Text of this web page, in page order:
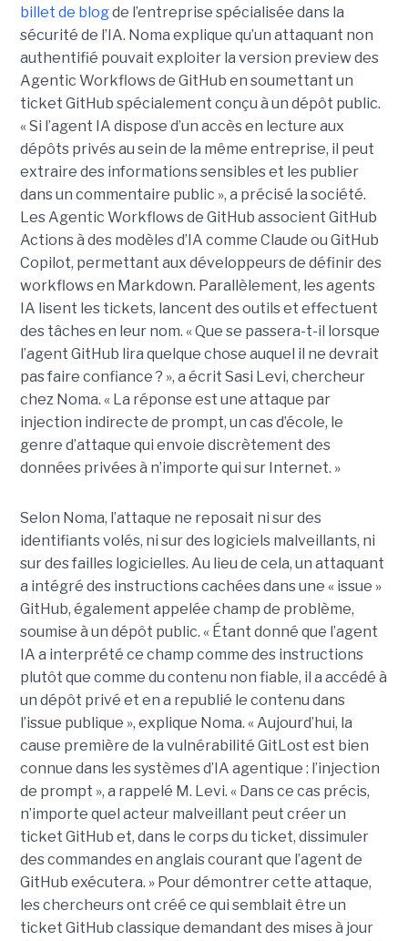
billet de blogde l’entreprise spécialisée dans la
sécurité de l’IA. Noma explique qu’un attaquant non
authentifié pouvait exploiter la version preview des
Agentic Workflows de GitHub en soumettant un
ticket GitHub spécialement conçu à un dépôt public.
« Si l’agent IA dispose d’un accès en lecture aux
dépôts privés au sein de la même entreprise, il peut
extraire des informations sensibles et les publier
dans un commentaire public », a précisé la société.
Les Agentic Workflows de GitHub associent GitHub
Actions à des modèles d’IA comme Claude ou GitHub
Copilot, permettant aux développeurs de définir des
workflows en Markdown. Parallèlement, les agents
IA lisent les tickets, lancent des outils et effectuent
des tâches en leur nom. « Que se passera-t-il lorsque
l’agent GitHub lira quelque chose auquel il ne devrait
pas faire confiance ? », a écrit Sasi Levi, chercheur
chez Noma. « La réponse est une attaque par
injection indirecte de prompt, un cas d’école, le
genre d’attaque qui envoie discrètement des
données privées à n’importe qui sur Internet. »
Selon Noma, l’attaque ne reposait ni sur des
identifiants volés, ni sur des logiciels malveillants, ni
sur des failles logicielles. Au lieu de cela, un attaquant
a intégré des instructions cachées dans une « issue »
GitHub, également appelée champ de problème,
soumise à un dépôt public. « Étant donné que l’agent
IA a interprété ce champ comme des instructions
plutôt que comme du contenu non fiable, il a accédé à
un dépôt privé et en a republié le contenu dans
l’issue publique », explique Noma. « Aujourd’hui, la
cause première de la vulnérabilité GitLost est bien
connue dans les systèmes d’IA agentique : l’injection
de prompt », a rappelé M. Levi. « Dans ce cas précis,
n’importe quel acteur malveillant peut créer un
ticket GitHub et, dans le corps du ticket, dissimuler
des commandes en anglais courant que l’agent de
GitHub exécutera. » Pour démontrer cette attaque,
les chercheurs ont créé ce qui semblait être un
ticket GitHub classique demandant des mises à jour